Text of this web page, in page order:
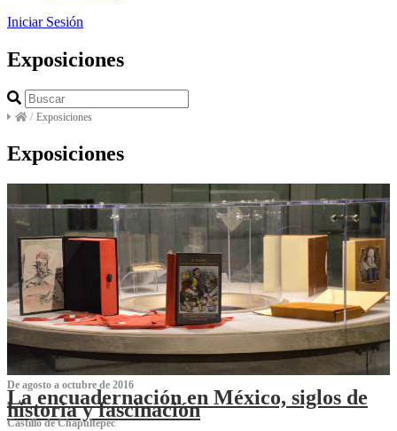
Iniciar Sesión
Exposiciones
/ Exposiciones
Exposiciones
De agosto a octubre de 2016
La encuadernación en México, siglos de
historia y fascinación
Castillo de Chapultepec